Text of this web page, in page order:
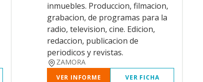
inmuebles. Produccion, filmacion,
grabacion, de programas para la
radio, television, cine. Edicion,
redaccion, publicacion de
periodicos y revistas.
ZAMORA
VER INFORME VER FICHA